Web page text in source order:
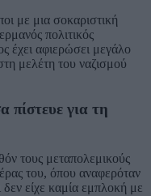
με μια σοκαριστική
πολιτικός
έχει αφιερώσει μεγάλο
μελέτη του ναζισμού
για τη
τους μεταπολεμικούς
του, όπου αναφερόταν
δεν είχε καμία εμπλοκή με